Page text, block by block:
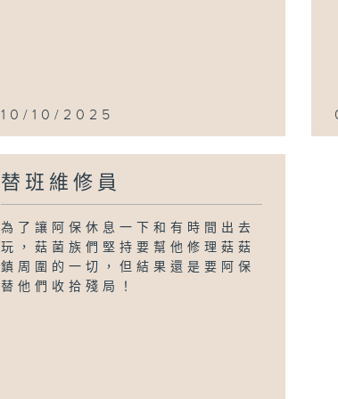
10/10/2025
替班維修員
為了讓阿保休息一下和有時間出去
玩，菇菌族們堅持要幫他修理菇菇
鎮周圍的一切，但結果還是要阿保
替他們收拾殘局！